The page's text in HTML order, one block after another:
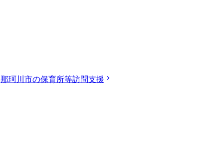
那珂川市の保育所等訪問支援